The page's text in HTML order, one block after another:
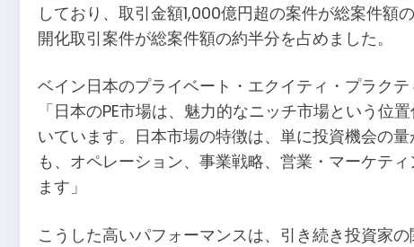
しており、取引金額1,000億円超の案件が総案件
開化取引案件が総案件額の約半分を占めました。
ベイン日本のプライベート・エクイティ・プラク
「日本のPE市場は、魅力的なニッチ市場という
いています。日本市場の特徴は、単に投資機会の
も、オペレーション、事業戦略、営業・マーケテ
ます」
こうした高いパフォーマンスは、引き続き投資家